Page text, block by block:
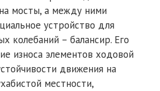
мосты, а между ними
устройство для
колебаний – балансир. Его
износа элементов ходовой
движения на
местности,